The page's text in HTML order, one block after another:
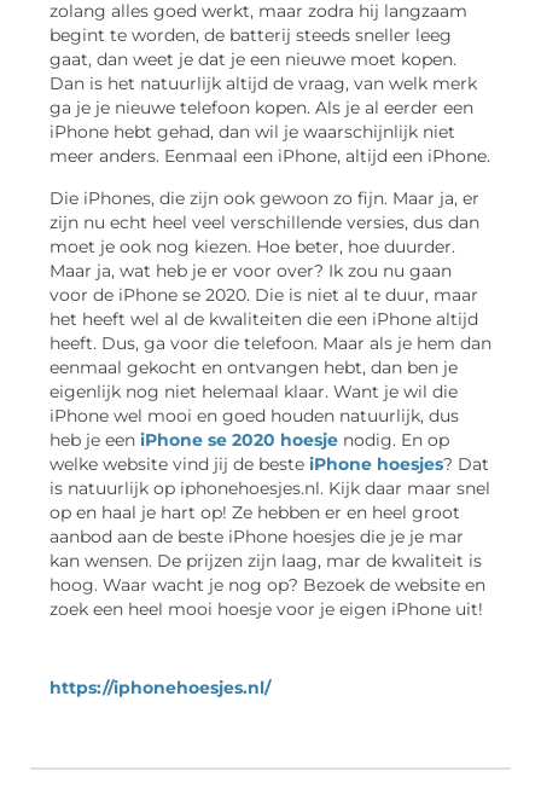
zolang alles goed werkt, maar zodra hij langzaam
begint te worden, de batterij steeds sneller leeg
gaat, dan weet je dat je een nieuwe moet kopen.
Dan is het natuurlijk altijd de vraag, van welk merk
ga je je nieuwe telefoon kopen. Als je al eerder een
iPhone hebt gehad, dan wil je waarschijnlijk niet
meer anders. Eenmaal een iPhone, altijd een iPhone.
Die iPhones, die zijn ook gewoon zo fijn. Maar ja, er
zijn nu echt heel veel verschillende versies, dus dan
moet je ook nog kiezen. Hoe beter, hoe duurder.
Maar ja, wat heb je er voor over? Ik zou nu gaan
voor de iPhone se 2020. Die is niet al te duur, maar
het heeft wel al de kwaliteiten die een iPhone altijd
heeft. Dus, ga voor die telefoon. Maar als je hem dan
eenmaal gekocht en ontvangen hebt, dan ben je
eigenlijk nog niet helemaal klaar. Want je wil die
iPhone wel mooi en goed houden natuurlijk, dus
heb je een iPhone se 2020 hoesje nodig. En op
welke website vind jij de beste iPhone hoesjes? Dat
is natuurlijk op iphonehoesjes.nl. Kijk daar maar snel
op en haal je hart op! Ze hebben er en heel groot
aanbod aan de beste iPhone hoesjes die je je mar
kan wensen. De prijzen zijn laag, mar de kwaliteit is
hoog. Waar wacht je nog op? Bezoek de website en
zoek een heel mooi hoesje voor je eigen iPhone uit!
https://iphonehoesjes.nl/